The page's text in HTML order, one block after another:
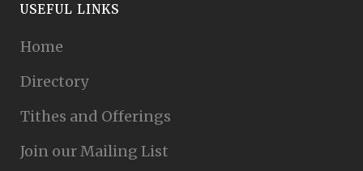
USEFUL LINKS
Home
Directory
Tithes and Offerings
Join our Mailing List